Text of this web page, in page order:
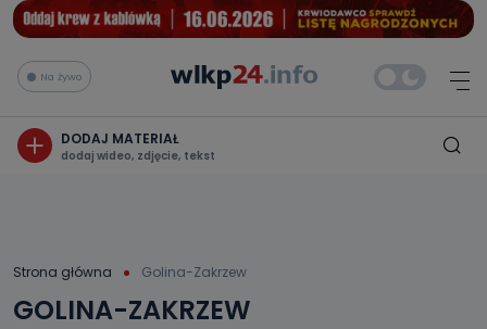
Na żywo
DODAJ MATERIAŁ
dodaj wideo, zdjęcie, tekst
Strona główna Golina-Zakrzew
GOLINA-ZAKRZEW